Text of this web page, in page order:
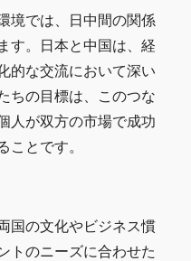
境では、日中間の関係
す。日本と中国は、経
的な交流において深い
ちの目標は、このつな
人が双方の市場で成功
ことです。
国の文化やビジネス慣
トのニーズに合わせた